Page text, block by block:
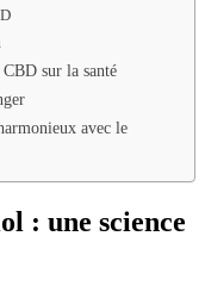
sur la santé
avec le
: une science